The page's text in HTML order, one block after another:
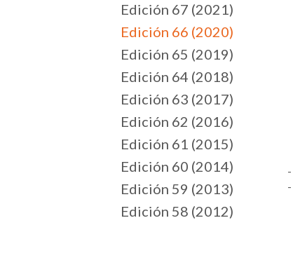
Edición 67 (2021)
Edición 66 (2020)
Edición 65 (2019)
Edición 64 (2018)
Edición 63 (2017)
Edición 62 (2016)
Edición 61 (2015)
Edición 60 (2014)
Edición 59 (2013)
Edición 58 (2012)